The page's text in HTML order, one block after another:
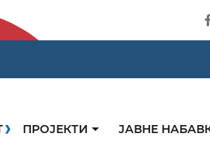
ПРОЈЕКТИ ЈАВНЕ